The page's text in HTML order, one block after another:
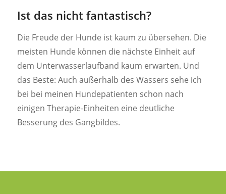
Ist das nicht fantastisch?
Die Freude der Hunde ist kaum zu übersehen. Die
meisten Hunde können die nächste Einheit auf
dem Unterwasserlaufband kaum erwarten. Und
das Beste: Auch außerhalb des Wassers sehe ich
bei bei meinen Hundepatienten schon nach
einigen Therapie-Einheiten eine deutliche
Besserung des Gangbildes.